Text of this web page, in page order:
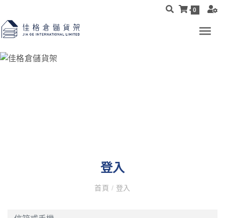
0
登入
首頁 / 登入